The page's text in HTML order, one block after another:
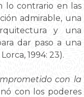
lo contrario en las
admirable, una
y una
dar paso a una
1994: 23).
con la
con los poderes